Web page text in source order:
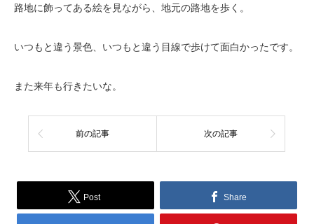
路地に飾ってある絵を見ながら、地元の路地を歩く。
いつもと違う景色、いつもと違う目線で歩けて面白かったです。
また来年も行きたいな。
前の記事 次の記事
Post Share